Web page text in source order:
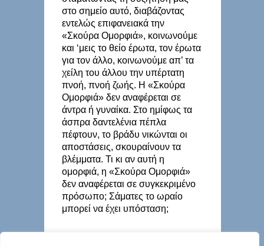
στο σημείο αυτό, διαβάζοντας
εντελώς επιφανειακά την
«Σκούρα Ομορφιά», κοινωνούμε
και ‘μεις το θείο έρωτα, τον έρωτα
για τον άλλο, κοινωνούμε απ’ τα
χείλη του άλλου την υπέρτατη
πνοή, πνοή ζωής. Η «Σκούρα
Ομορφιά» δεν αναφέρεται σε
άντρα ή γυναίκα. Στο ημίφως τα
άσπρα δαντελένια πέπλα
πέφτουν, το βράδυ νικώνται οι
αποστάσεις, σκουραίνουν τα
βλέμματα. Τι κι αν αυτή η
ομορφιά, η «Σκούρα Ομορφιά»
δεν αναφέρεται σε συγκεκριμένο
πρόσωπο; Σάματες το ωραίο
μπορεί να έχει υπόσταση;